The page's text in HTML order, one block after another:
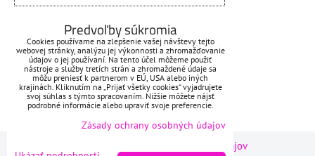
ZAVOLÁME VÁM SPÄŤ
Váš telefón:*
Zásady ochrany osobných údajov
Predvoľby súkromia
Cookies používame na zlepšenie vašej návštevy tejto
webovej stránky, analýzu jej výkonnosti a zhromažďovanie
údajov o jej používaní. Na tento účel môžeme použiť
nástroje a služby tretích strán a zhromaždené údaje sa
môžu preniesť k partnerom v EÚ, USA alebo iných
krajinách. Kliknutím na „Prijať všetky cookies“ vyjadrujete
svoj súhlas s týmto spracovaním. Nižšie môžete nájsť
podrobné informácie alebo upraviť svoje preferencie.
Zásady ochrany osobných údajov